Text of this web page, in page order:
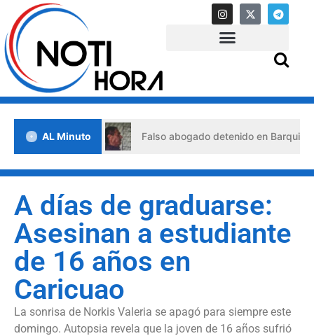
AL Minuto
crisis Falso abogado detenido en Barquisimeto:
A días de graduarse:
Asesinan a estudiante
de 16 años en
Caricuao
La sonrisa de Norkis Valeria se apagó para siempre este
domingo. Autopsia revela que la joven de 16 años sufrió